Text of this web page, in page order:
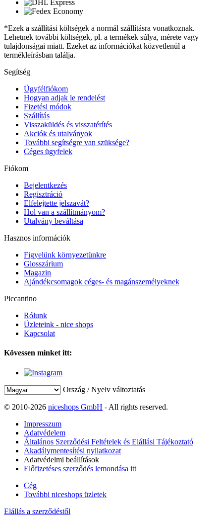
*Ezek a szállítási költségek a normál szállításra vonatkoznak.
Lehetnek további költségek, pl. a termékek súlya, mérete vagy
tulajdonságai miatt. Ezeket az információkat közvetlenül a
termékleírásban találja.
Segítség
Ügyfélfiókom
Hogyan adjak le rendelést
Fizetési módok
Szállítás
Visszaküldés és visszatérítés
Akciók és utalványok
További segítségre van szüksége?
Céges ügyfelek
Fiókom
Bejelentkezés
Regisztráció
Elfelejtette jelszavát?
Hol van a szállítmányom?
Utalvány beváltása
Hasznos információk
Figyelünk környezetünkre
Glosszárium
Magazin
Ajándékcsomagok céges- és magánszemélyeknek
Piccantino
Rólunk
Üzleteink - nice shops
Kapcsolat
Kövessen minket itt:
Ország / Nyelv változtatás
© 2010-2026 niceshops GmbH - All rights reserved.
Impresszum
Adatvédelem
Általános Szerződési Feltételek és Elállási Tájékoztató
Akadálymentesítési nyilatkozat
Adatvédelmi beállítások
Előfizetéses szerződés lemondása itt
Cég
További niceshops üzletek
Elállás a szerződéstől